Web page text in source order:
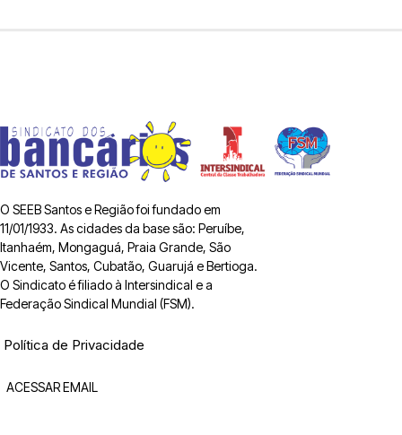
O SEEB Santos e Região foi fundado em
11/01/1933. As cidades da base são: Peruíbe,
Itanhaém, Mongaguá, Praia Grande, São
Vicente, Santos, Cubatão, Guarujá e Bertioga.
O Sindicato é filiado à Intersindical e a
Federação Sindical Mundial (FSM).
Política de Privacidade
ACESSAR EMAIL